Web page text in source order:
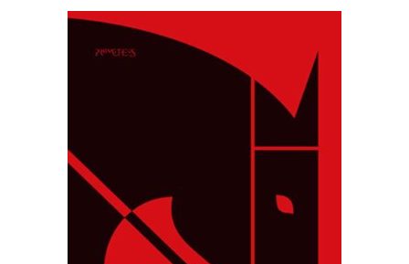
Over ons
Ons verhaal
Stories of Belonging